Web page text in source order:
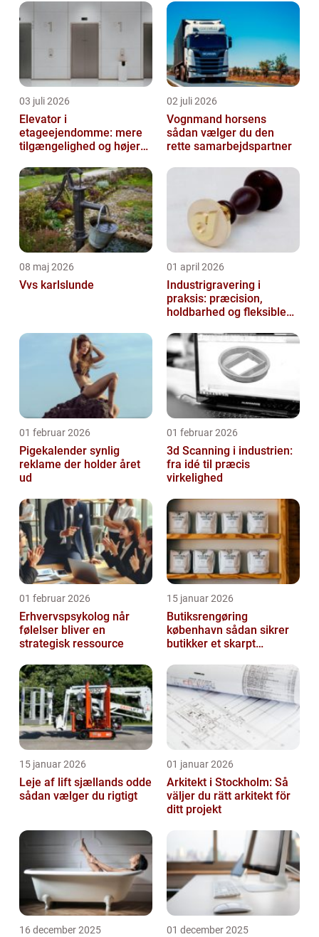
03 juli 2026
Elevator i
etageejendomme: mere
tilgængelighed og højere
02 juli 2026
Vognmand horsens
sådan vælger du den
rette samarbejdspartner
08 maj 2026
Vvs karlslunde
01 april 2026
Industrigravering i
praksis: præcision,
holdbarhed og fleksible
01 februar 2026
Pigekalender synlig
reklame der holder året
ud
01 februar 2026
3d Scanning i industrien:
fra idé til præcis
virkelighed
01 februar 2026
Erhvervspsykolog når
følelser bliver en
strategisk ressource
15 januar 2026
Butiksrengøring
københavn sådan sikrer
butikker et skarpt
15 januar 2026
Leje af lift sjællands odde
sådan vælger du rigtigt
01 januar 2026
Arkitekt i Stockholm: Så
väljer du rätt arkitekt för
ditt projekt
16 december 2025 01 december 2025